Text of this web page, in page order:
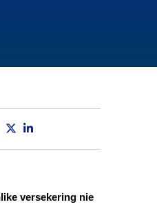
versekering nie